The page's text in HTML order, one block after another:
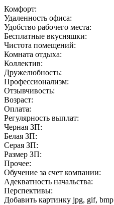
Комфорт:
Удаленность офиса:
Удобство рабочего места:
Бесплатные вкусняшки:
Чистота помещений:
Комната отдыха:
Коллектив:
Дружелюбность:
Профессионализм:
Отзывчивость:
Возраст:
Оплата:
Регулярность выплат:
Черная ЗП:
Белая ЗП:
Серая ЗП:
Размер ЗП:
Прочее:
Обучение за счет компании:
Адекватность начальства:
Перспективы:
Добавить картинку jpg, gif, bmp